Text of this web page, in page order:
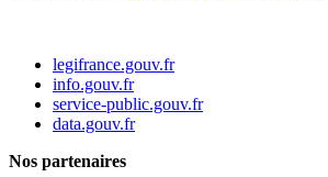
legifrance.gouv.fr
info.gouv.fr
service-public.gouv.fr
data.gouv.fr
Nos partenaires